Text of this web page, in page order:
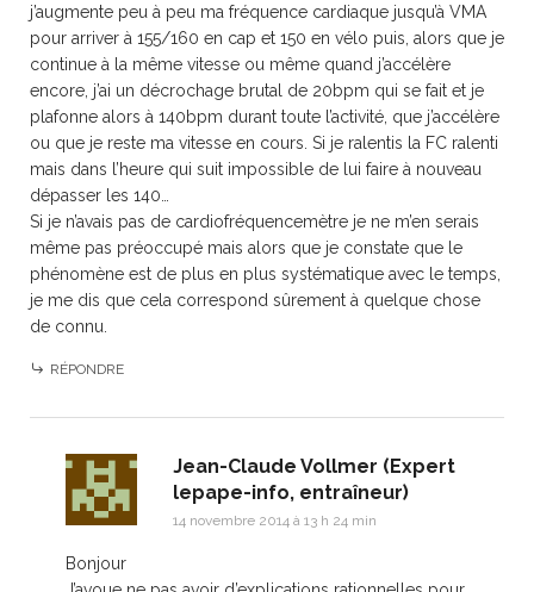
j’augmente peu à peu ma fréquence cardiaque jusqu’à VMA
pour arriver à 155/160 en cap et 150 en vélo puis, alors que je
continue à la même vitesse ou même quand j’accélère
encore, j’ai un décrochage brutal de 20bpm qui se fait et je
plafonne alors à 140bpm durant toute l’activité, que j’accélère
ou que je reste ma vitesse en cours. Si je ralentis la FC ralenti
mais dans l’heure qui suit impossible de lui faire à nouveau
dépasser les 140…
Si je n’avais pas de cardiofréquencemètre je ne m’en serais
même pas préoccupé mais alors que je constate que le
phénomène est de plus en plus systématique avec le temps,
je me dis que cela correspond sûrement à quelque chose
de connu.
RÉPONDRE
Jean-Claude Vollmer (Expert
lepape-info, entraîneur)
14 novembre 2014 à 13 h 24 min
Bonjour